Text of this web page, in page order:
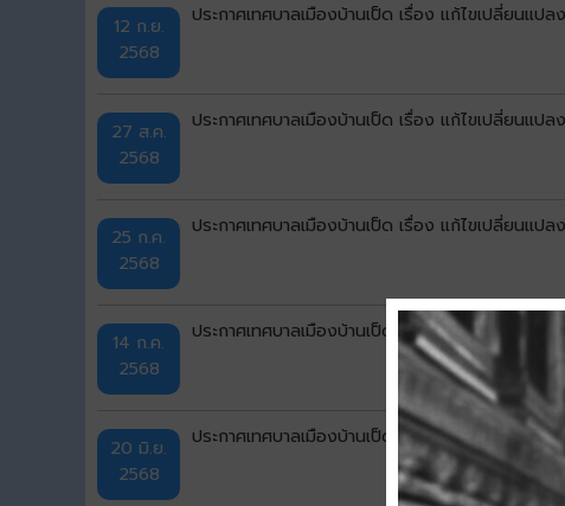
12 ก.ย.
2568
ประกาศเทศบาลเมืองบ้านเป็ด เรื่อง แก้ไขเปลี่ยนแ
27 ส.ค.
2568
ประกาศเทศบาลเมืองบ้านเป็ด เรื่อง แก้ไขเปลี่ยนแ
25 ก.ค.
2568
ประกาศเทศบาลเมืองบ้านเป็ด เรื่อง แก้ไขเปลี่ยนแ
14 ก.ค.
2568
ประกาศเทศบาลเมืองบ้านเป็ด เรื่อง แก้ไขเปลี่ยนแ
20 มิ.ย.
2568
ประกาศเทศบาลเมืองบ้านเป็ด เรื่อง แก้ไขเปลี่ยนแ